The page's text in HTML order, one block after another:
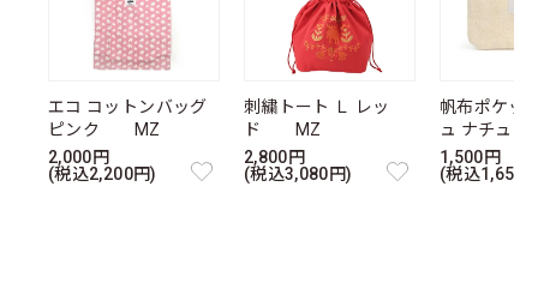
エコ コットンバッグ
ピンク MZ
2,000円
(税込2,200円)
刺繍トート Ｌ レッ
ド MZ
2,800円
(税込3,080円)
帆布ポケッ
ュ ナチュ
1,500円
(税込1,650